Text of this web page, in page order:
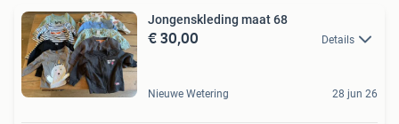
Jongenskleding maat 68
€ 30,00 Details
Nieuwe Wetering 28 jun 26